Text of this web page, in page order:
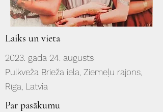
Laiks un vieta
2023. gada 24. augusts
Pulkveža Brieža iela, Ziemeļu rajons,
Rīga, Latvia
Par pasākumu